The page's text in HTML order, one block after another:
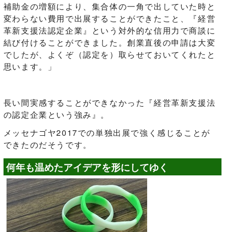
補助金の増額により、集合体の一角で出していた時と
変わらない費用で出展することができたこと、『経営
革新支援法認定企業』という対外的な信用力で商談に
結び付けることができました。創業直後の申請は大変
でしたが、よくぞ（認定を）取らせておいてくれたと
思います。」
長い間実感することができなかった『経営革新支援法
の認定企業という強み』。
メッセナゴヤ2017での単独出展で強く感じることが
できたのだそうです。
何年も温めたアイデアを形にしてゆく